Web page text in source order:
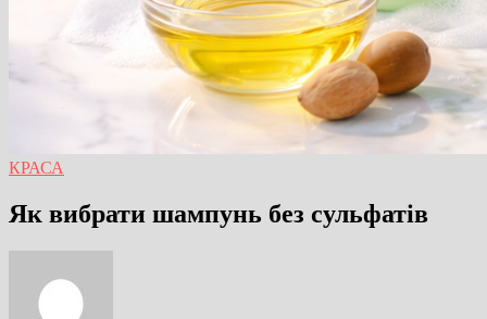
КРАСА
Як вибрати шампунь без сульфатів